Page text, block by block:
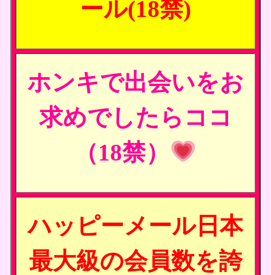
ール(18禁)
ホンキで出会いをお
求めでしたらココ
（18禁）
ハッピーメール日本
最大級の会員数を誇